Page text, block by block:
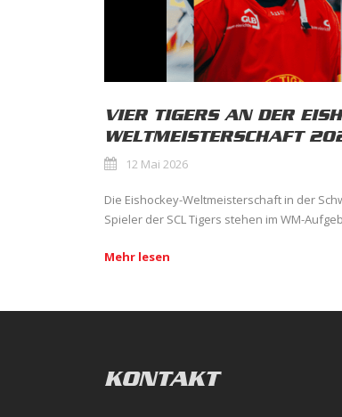
VIER TIGERS AN DER
WELTMEISTERSCHAFT
12 Mai 2026
Die Eishockey-Weltmeisterschaft in der
Spieler der SCL Tigers stehen im WM-
Mehr lesen
KONTAKT